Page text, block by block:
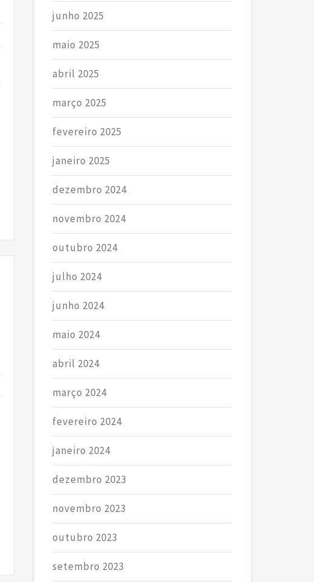
junho 2025
maio 2025
abril 2025
março 2025
fevereiro 2025
janeiro 2025
dezembro 2024
novembro 2024
outubro 2024
julho 2024
junho 2024
maio 2024
abril 2024
março 2024
fevereiro 2024
janeiro 2024
dezembro 2023
novembro 2023
outubro 2023
setembro 2023